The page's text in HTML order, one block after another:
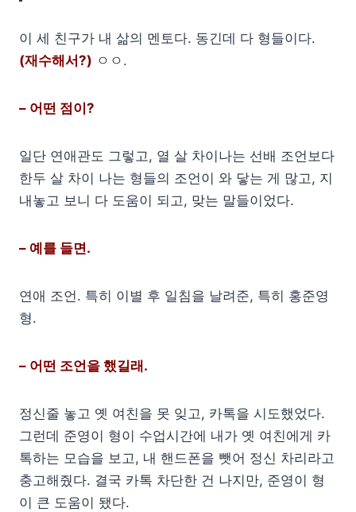
이 세 친구가 내 삶의 멘토다. 동긴데 다 형들이다.
(재수해서?) ㅇㅇ.
– 어떤 점이?
일단 연애관도 그렇고, 열 살 차이나는 선배 조언보다
한두 살 차이 나는 형들의 조언이 와 닿는 게 많고, 지
내놓고 보니 다 도움이 되고, 맞는 말들이었다.
– 예를 들면.
연애 조언. 특히 이별 후 일침을 날려준, 특히 홍준영
형.
– 어떤 조언을 했길래.
정신줄 놓고 옛 여친을 못 잊고, 카톡을 시도했었다.
그런데 준영이 형이 수업시간에 내가 옛 여친에게 카
톡하는 모습을 보고, 내 핸드폰을 뺏어 정신 차리라고
충고해줬다. 결국 카톡 차단한 건 나지만, 준영이 형
이 큰 도움이 됐다.